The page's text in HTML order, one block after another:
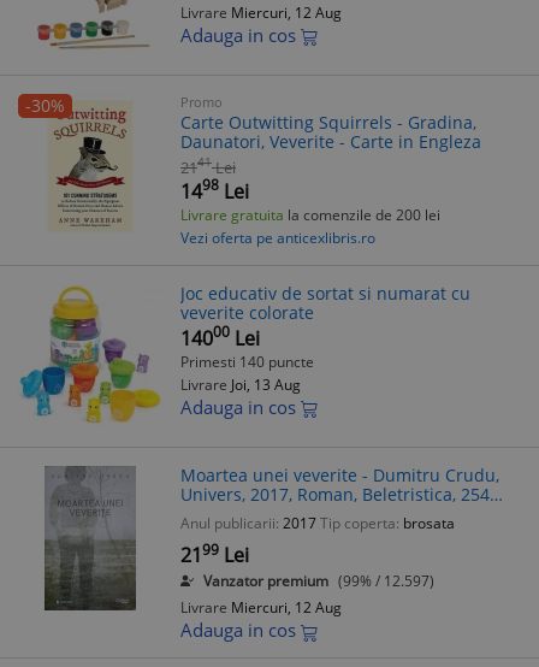
Livrare Miercuri, 12 Aug
Adauga in cos
-30% Promo
Carte Outwitting Squirrels - Gradina,
Daunatori, Veverite - Carte in Engleza
2141 Lei
1498 Lei
Livrare gratuita la comenzile de 200 lei
Vezi oferta pe anticexlibris.ro
Joc educativ de sortat si numarat cu
veverite colorate
14000 Lei
Primesti 140 puncte
Livrare Joi, 13 Aug
Adauga in cos
Moartea unei veverite - Dumitru Crudu,
Univers, 2017, Roman, Beletristica, 254
pagini
Anul publicarii: 2017Tip coperta: brosata
2199 Lei
Vanzator premium (99% / 12.597)
Livrare Miercuri, 12 Aug
Adauga in cos